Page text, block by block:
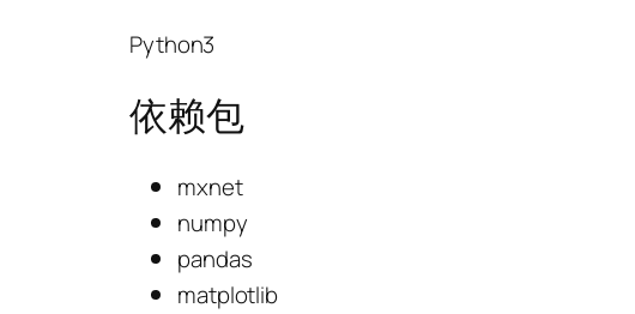
Python3
依赖包
mxnet
numpy
pandas
matplotlib